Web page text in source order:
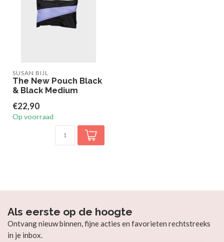
SUSAN BIJL
The New Pouch Black
& Black Medium
€22,90
Op voorraad
Als eerste op de hoogte
Ontvang nieuw binnen, fijne acties en favorieten rechtstreeks
in je inbox.